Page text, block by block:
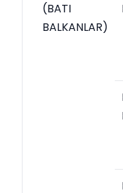
(BATI
BALKANLAR)